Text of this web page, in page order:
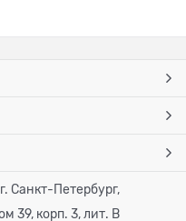
Санкт-Петербург,
39, корп. 3, лит. В